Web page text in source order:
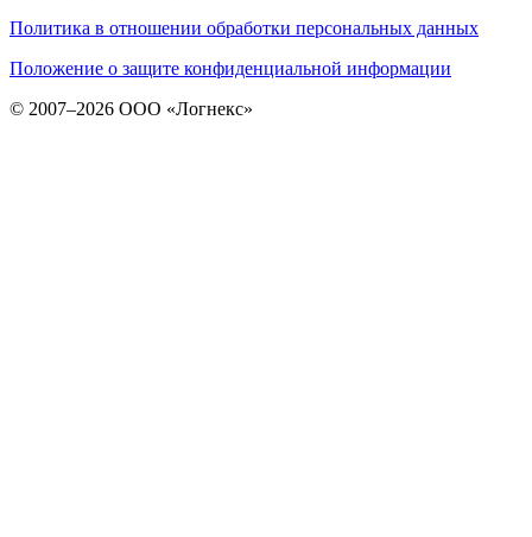
Политика в отношении обработки персональных данных
Положение о защите конфиденциальной информации
© 2007–2026 ООО «Логнекс»